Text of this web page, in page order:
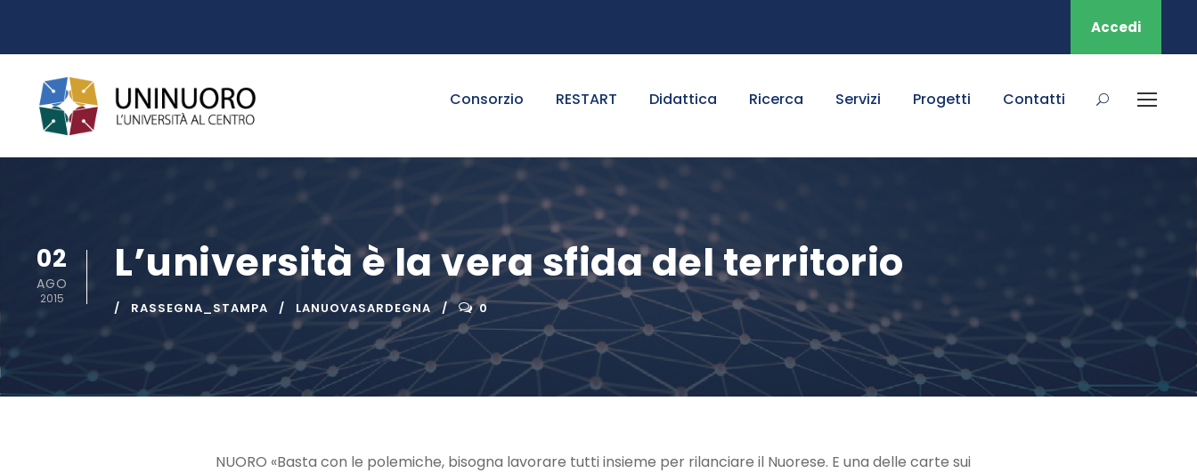
Accedi
Consorzio RESTART Didattica Ricerca Servizi Progetti Contatti
02
AGO
2015
L’università è la vera sfida del territorio
RASSEGNA_STAMPA LANUOVASARDEGNA 0
NUORO «Basta con le polemiche, bisogna lavorare tutti insieme per rilanciare il Nuorese. E una delle carte sui